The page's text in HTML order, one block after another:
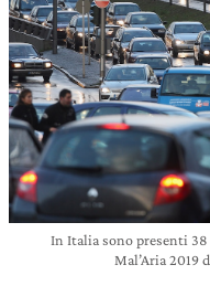
In Italia sono presenti
Mal’Aria 2019